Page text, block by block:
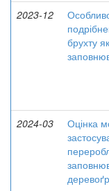
2023-12
брухту
2024-03
Оцінка